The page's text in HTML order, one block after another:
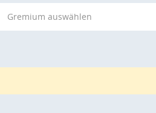
Gremium auswählen